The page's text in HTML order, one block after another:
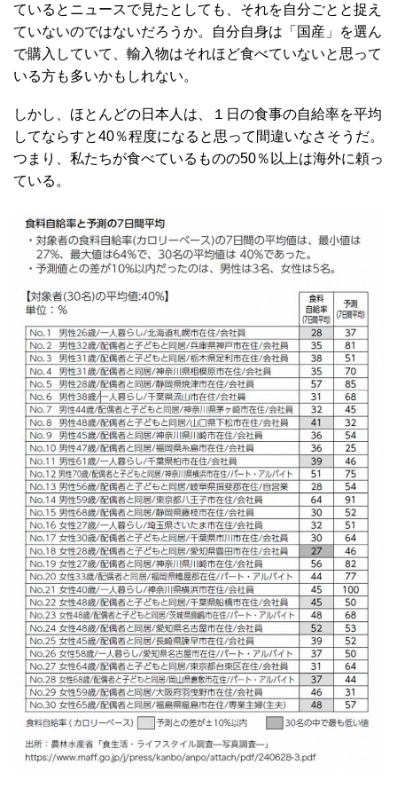
ているとニュースで見たとしても、それを自分ごとと捉え
ていないのではないだろうか。自分自身は「国産」を選ん
で購入していて、輸入物はそれほど食べていないと思って
いる方も多いかもしれない。
しかし、ほとんどの日本人は、１日の食事の自給率を平均
してならすと40％程度になると思って間違いなさそうだ。
つまり、私たちが食べているものの50％以上は海外に頼っ
ている。